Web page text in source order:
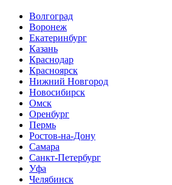
Волгоград
Воронеж
Екатеринбург
Казань
Краснодар
Красноярск
Нижний Новгород
Новосибирск
Омск
Оренбург
Пермь
Ростов-на-Дону
Самара
Санкт-Петербург
Уфа
Челябинск